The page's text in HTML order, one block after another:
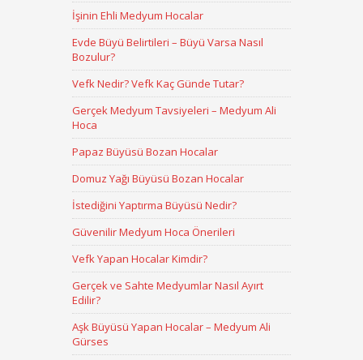
İşinin Ehli Medyum Hocalar
Evde Büyü Belirtileri – Büyü Varsa Nasıl
Bozulur?
Vefk Nedir? Vefk Kaç Günde Tutar?
Gerçek Medyum Tavsiyeleri – Medyum Ali
Hoca
Papaz Büyüsü Bozan Hocalar
Domuz Yağı Büyüsü Bozan Hocalar
İstediğini Yaptırma Büyüsü Nedir?
Güvenilir Medyum Hoca Önerileri
Vefk Yapan Hocalar Kimdir?
Gerçek ve Sahte Medyumlar Nasıl Ayırt
Edilir?
Aşk Büyüsü Yapan Hocalar – Medyum Ali
Gürses